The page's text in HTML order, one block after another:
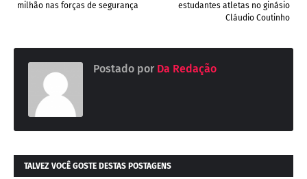
estudantes atletas no ginásio
Cláudio Coutinho
milhão nas forças de segurança
Postado por Da Redação
TALVEZ VOCÊ GOSTE DESTAS POSTAGENS